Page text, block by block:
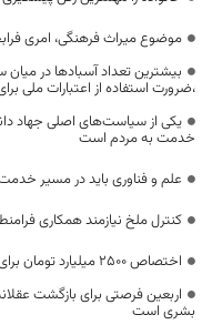
موضوع میراث فرهنگی، امری
بیشترین تعداد آسبادها در
،ضرورت استفاده از اعتبارات ملی
یکی از سیاست‌های اصلی جهاد
خدمت به مردم است
علم و فناوری باید در مسیر
کنترل ملخ نیازمند همکاری
اختصاص 2500 میلیارد تومان برای توسعه راه‌های دوبانده خراسان جنوبی
اربعین فرصتی برای بازگشت
بشری است